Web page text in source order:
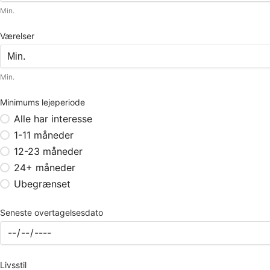
Min.
Værelser
Min.
Minimums lejeperiode
Alle har interesse
1-11 måneder
12-23 måneder
24+ måneder
Ubegrænset
Seneste overtagelsesdato
Livsstil